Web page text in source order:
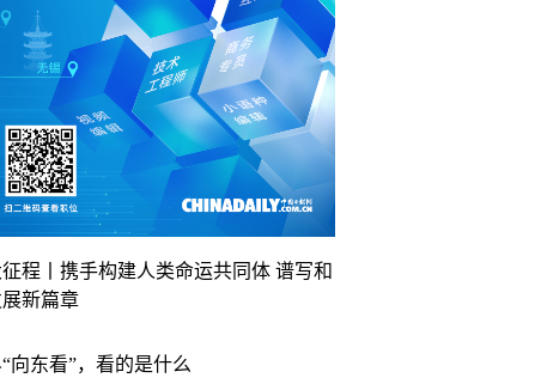
程丨携手构建人类命运共同体 谱写和
新篇章
向东看”，看的是什么